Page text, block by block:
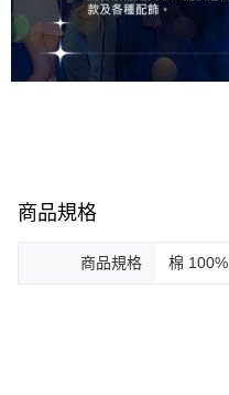
商品規格
商品規格 棉 100%